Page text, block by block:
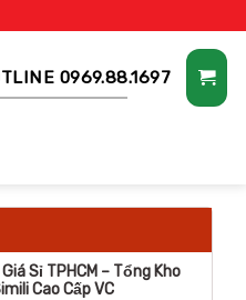
0969.88.1697
Sỉ TPHCM – Tổng Kho
Cao Cấp VC